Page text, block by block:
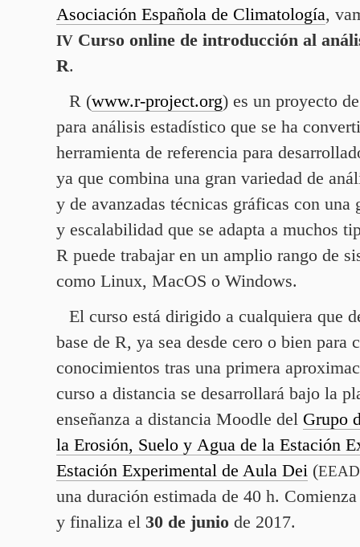
Asociación Española de Climatología,
IV Curso online de introducción al
R.
R (www.r‑project.org) es un proyecto
para análisis estadístico que se ha
herramienta de referencia para
ya que combina una gran variedad de
y de avanzadas técnicas gráficas con
y escalabilidad que se adapta a muchos
R puede trabajar en un amplio rango de
como Linux, MacOS o Windows.
El curso está dirigido a cualquiera que
base de R, ya sea desde cero o bien para
conocimientos tras una primera
curso a distancia se desarrollará bajo la
enseñanza a distancia Moodle del Grupo
la Erosión, Suelo y Agua de la Estación
Estación Experimental de Aula Dei (
una duración estimada de 40 h.
y finaliza el 30 de junio de 2017.